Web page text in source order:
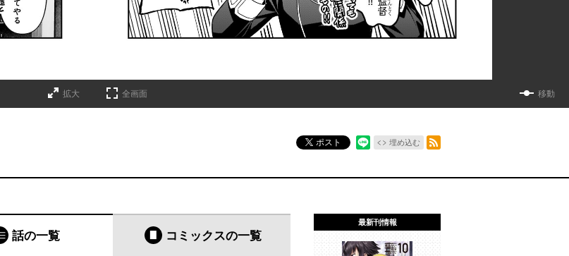
拡大 全画面 移動
ポスト 埋め込む
話の一覧 コミックスの一覧
最新刊情報